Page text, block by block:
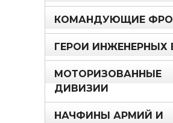
КОМАНДУЮЩИЕ
ГЕРОИ ИНЖЕНЕРНЫХ
МОТОРИЗОВАННЫЕ
ДИВИЗИИ
НАЧФИНЫ АРМИЙ И